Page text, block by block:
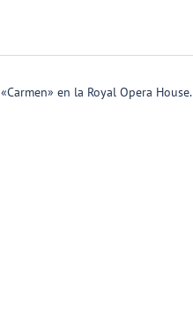
«Carmen» en la Royal Opera House.